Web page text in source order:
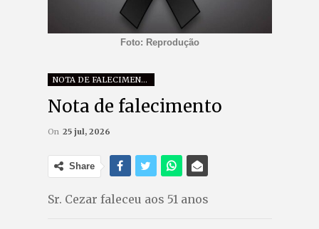
Foto: Reprodução
NOTA DE FALECIMENTO
Nota de falecimento
On 25 jul, 2026
Share
Sr. Cezar faleceu aos 51 anos